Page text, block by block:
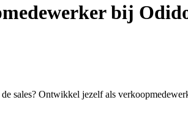
bij
sales? Ontwikkel jezelf als